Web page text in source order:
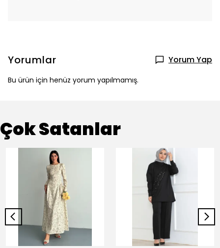
Yorumlar Yorum Yap
Bu ürün için henüz yorum yapılmamış.
Çok Satanlar